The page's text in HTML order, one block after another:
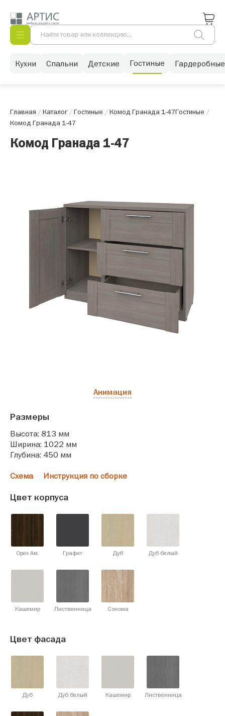
Кухни Спальни Детские Гостиные Гардеробные
Главная /Каталог/Гостиные /Комод Гранада 1-47Гостиные /
Комод Гранада 1-47
Комод Гранада 1-47
Анимация
Размеры
Высота: 813 мм
Ширина: 1022 мм
Глубина: 450 мм
Схема Инструкция по сборке
Цвет корпуса
Орех Ам. Графит Дуб Дуб белый
Кашемир Лиственница Сонома
Цвет фасада
Дуб Дуб белый Кашемир Лиственница